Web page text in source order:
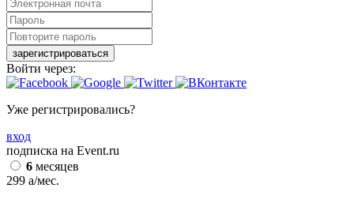
зарегистрироваться
Войти через:
Уже регистрировались?
вход
подписка на Event.ru
6 месяцев
299 a/мес.